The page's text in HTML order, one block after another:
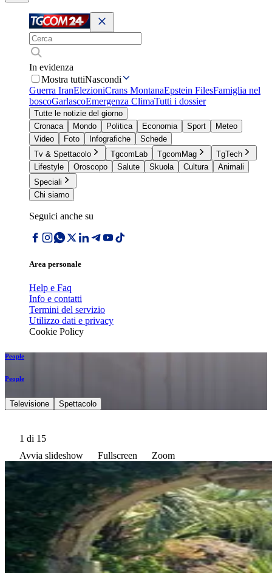
In evidenza
Mostra tuttiNascondi
Guerra IranElezioniCrans MontanaEpstein FilesFamiglia nel
boscoGarlascoEmergenza ClimaTutti i dossier
Tutte le notizie del giorno
Cronaca
Mondo Politica Economia Sport
Meteo
Video
Foto Infografiche
Schede
Tv & Spettacolo
TgcomLab TgcomMag
TgTech
Lifestyle
Oroscopo Salute Skuola Cultura
Animali
Speciali
Chi siamo
Seguici anche su
Area personale
Help e Faq
Info e contatti
Termini del servizio
Utilizzo dati e privacy
Cookie Policy
People
People
Televisione Spettacolo
1 di 15
Avvia slideshow
Fullscreen Zoom